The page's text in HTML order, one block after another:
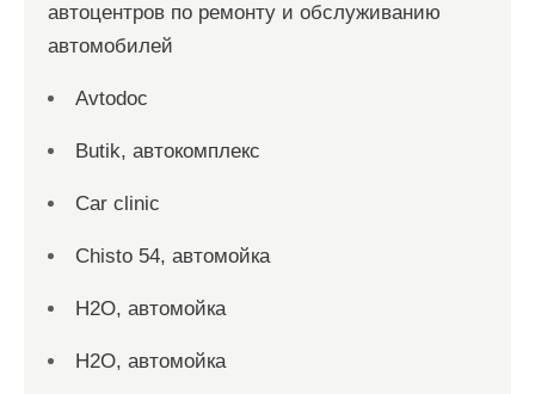
автоцентров по ремонту и обслуживанию
автомобилей
Avtodoc
Butik, автокомплекс
Car clinic
Chisto 54, автомойка
H2O, автомойка
H2O, автомойка